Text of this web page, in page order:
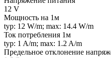
12 V
Мощность на 1м
typ: 12 W/m; max: 14.4 W/m
Ток потребления 1м
typ: 1 A/m; max: 1.2 A/m
Предельное отклонение